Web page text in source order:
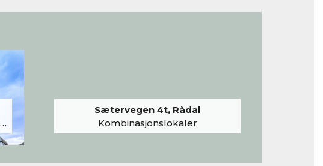
Sætervegen 4t, Rådal
Kombinasjonslokaler